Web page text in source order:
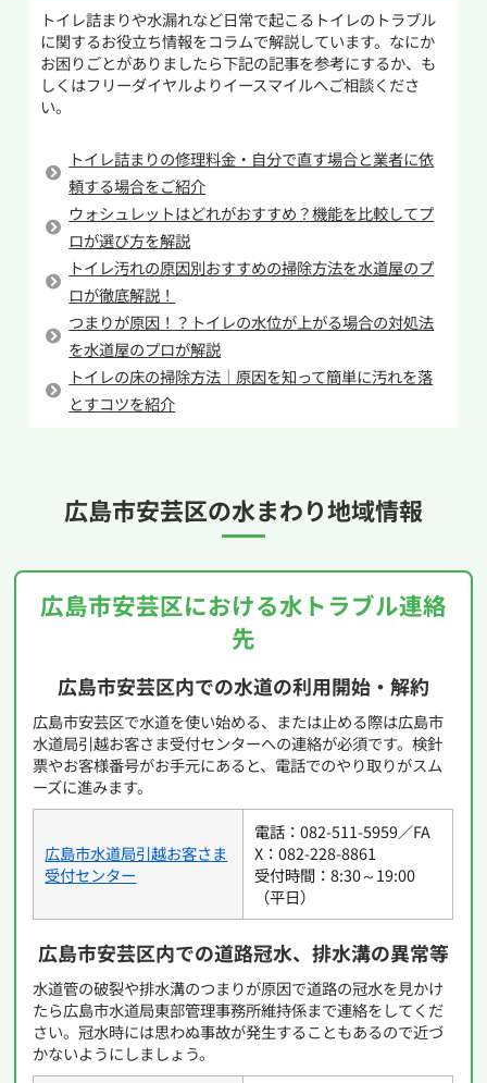
らに高い位置からお湯を注ぐことで水圧が加わ
り、詰まりを押し流しやすくなります。ただし、
固形物を落とした場合や症状が改善しない場合
は、無理をせず専門業者に相談することをおす
症状を繰り返す、床や壁が濡れているといった場
合は注意が必要です。配管内部の破損や接続部の
劣化が原因になっていることも多く、無理に作業
を続けると被害が広がる恐れがあります。また、
不具合は、専門知識がないと判断が難しいもの
です。
「簡単そうに見えるが不安が残る」「応急処置は
できたが根本解決ではなさそう」と感じたとき
は、早めに専門業者へ相談するのが安心です。水
まわりを専門とする業者であれば、状況を確認し
たうえで適切な修理方法を提案できます。イース
マイルでも、こうしたトイレ修理の相談に対応し
ており、無理な自己対応によるトラブル拡大を防
トイレ詰まりや水漏れなど日常で起こるトイレのトラブル
に関するお役立ち情報をコラムで解説しています。なにか
お困りごとがありましたら下記の記事を参考にするか、も
しくはフリーダイヤルよりイースマイルへご相談くださ
い。
トイレ詰まりの修理料金・自分で直す場合と業者に依
頼する場合をご紹介
ウォシュレットはどれがおすすめ？機能を比較してプ
ロが選び方を解説
トイレ汚れの原因別おすすめの掃除方法を水道屋のプ
ロが徹底解説！
つまりが原因！？トイレの水位が上がる場合の対処法
を水道屋のプロが解説
トイレの床の掃除方法｜原因を知って簡単に汚れを落
とすコツを紹介
広島市安芸区の水まわり地域情報
広島市安芸区における水トラブル連絡
先
広島市安芸区内での水道の利用開始・解約
広島市安芸区で水道を使い始める、または止める際は広島市
水道局引越お客さま受付センターへの連絡が必須です。検針
票やお客様番号がお手元にあると、電話でのやり取りがスム
ーズに進みます。
広島市水道局引越お客さま
受付センター
電話：082-511-5959／FA
X：082-228-8861
受付時間：8:30～19:00
（平日）
広島市安芸区内での道路冠水、排水溝の異常等
水道管の破裂や排水溝のつまりが原因で道路の冠水を見かけ
たら広島市水道局東部管理事務所維持係まで連絡をしてくだ
さい。冠水時には思わぬ事故が発生することもあるので近づ
かないようにしましょう。